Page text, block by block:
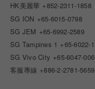
HK美麗華 +852-2311-1858
SG ION +65-6015-0798
SG JEM +65-6992-2589
SG Tampines 1 +65-6022-
SG Vivo City +65-6047-
客服專線 +886-2-2781-5659